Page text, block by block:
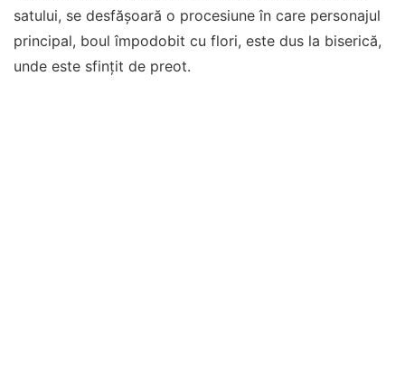
satului, se desfăşoară o procesiune în care personajul
principal, boul împodobit cu flori, este dus la biserică,
unde este sfinţit de preot.